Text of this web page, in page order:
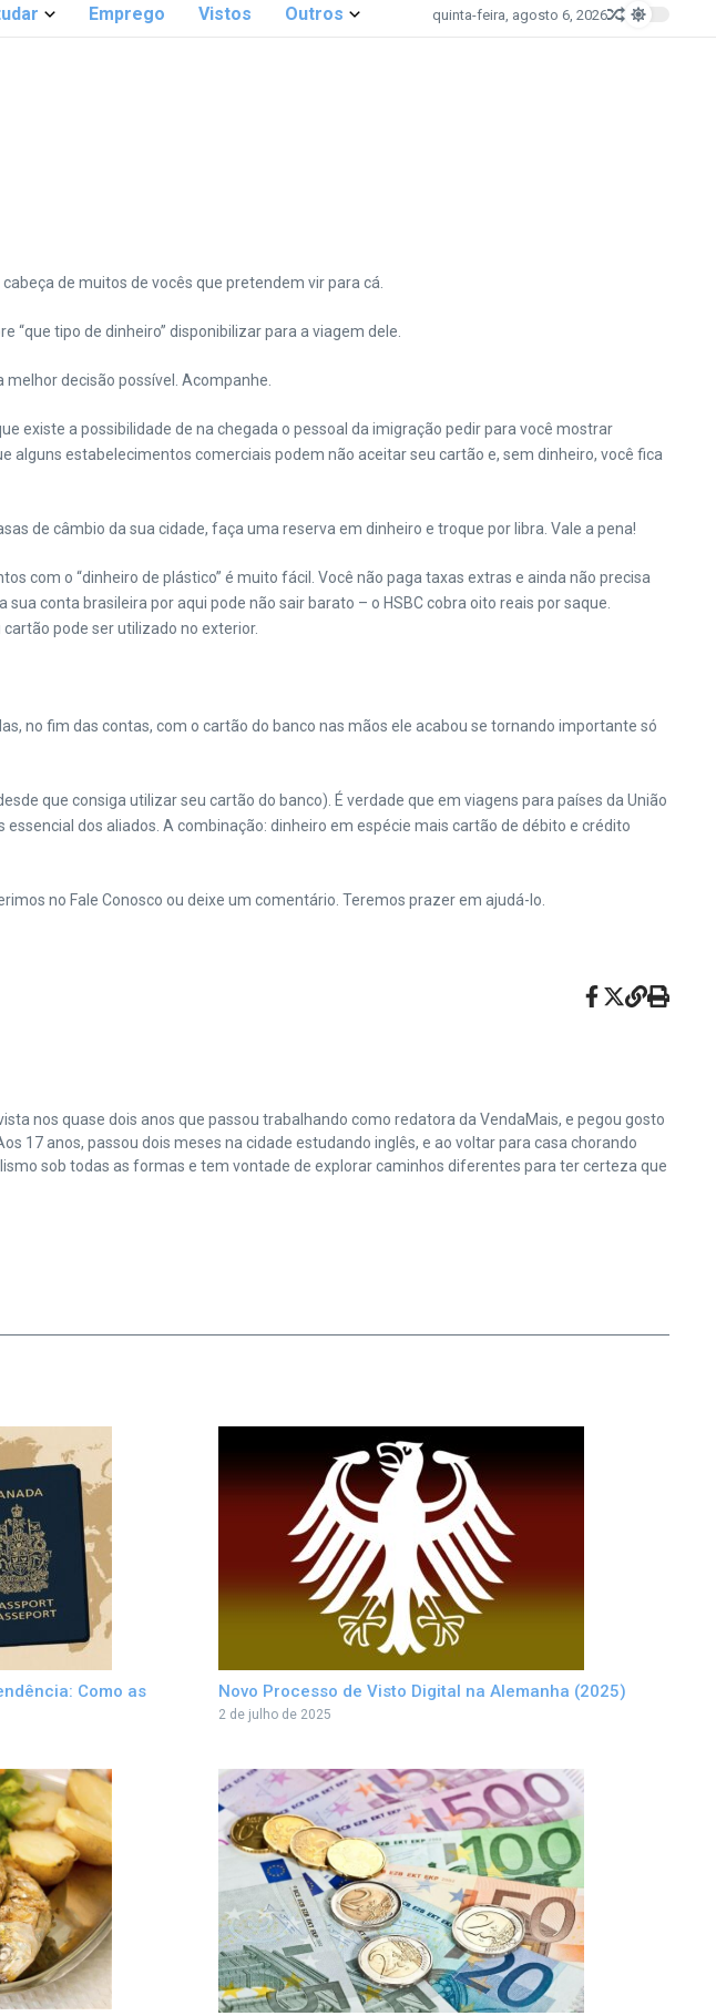
Emprego Vistos Outros quinta-feira, agosto 6, 2026
de muitos de vocês que pretendem vir para cá.
“que tipo de dinheiro” disponibilizar para a viagem dele.
decisão possível. Acompanhe.
existe a possibilidade de na chegada o pessoal da imigração pedir para você mostrar
estabelecimentos comerciais podem não aceitar seu cartão e, sem dinheiro, você fica
de câmbio da sua cidade, faça uma reserva em dinheiro e troque por libra. Vale a pena!
com o “dinheiro de plástico” é muito fácil. Você não paga taxas extras e ainda não precisa
conta brasileira por aqui pode não sair barato – o HSBC cobra oito reais por saque.
pode ser utilizado no exterior.
no fim das contas, com o cartão do banco nas mãos ele acabou se tornando importante só
que consiga utilizar seu cartão do banco). É verdade que em viagens para países da União
dos aliados. A combinação: dinheiro em espécie mais cartão de débito e crédito
no Fale Conosco ou deixe um comentário. Teremos prazer em ajudá-lo.
nos quase dois anos que passou trabalhando como redatora da VendaMais, e pegou gosto
17 anos, passou dois meses na cidade estudando inglês, e ao voltar para casa chorando
sob todas as formas e tem vontade de explorar caminhos diferentes para ter certeza que
Como as
Novo Processo de Visto Digital na Alemanha (2025)
2 de julho de 2025